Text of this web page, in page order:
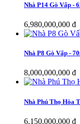
Nhà P14 Gò Vấp -
6,980,000,000 đ
Nhà P8 Gò Vấp -
8,000,000,000 đ
Nhà Phú Thọ Hòa
6,150,000,000 đ